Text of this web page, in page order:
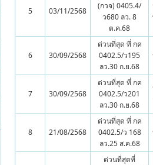
5 03/11/2568
(กวจ) 0405.4/
ว680 ลว. 8
ต.ค.68
6 30/09/2568
ด่วนที่สุด ที่ กค
0402.5/ว195
ลว.30 ก.ย.68
7 30/09/2568
ด่วนที่สุด ที่ กค
0402.5/ว201
ลว.30 ก.ย.68
8 21/08/2568
ด่วนที่สุด ที่ กค
0402.5/ว 168
ลว.25 ส.ค.68
ด่วนที่สุดที่